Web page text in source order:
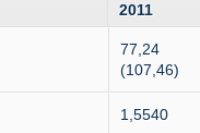
2011
77,24
(107,46)
1,5540